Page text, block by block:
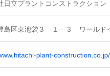
日立プラントコンストラクション
島区東池袋３―１―３ ワールド
plant-